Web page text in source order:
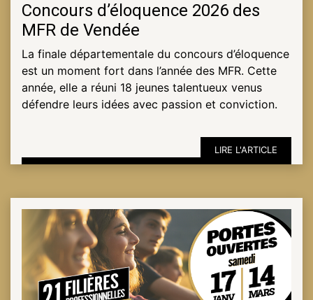
PRENDRE
RENDEZ-
VOUS
PRO
Concours d’éloquence 2026 des
MFR de Vendée
La finale départementale du concours d’éloquence
est un moment fort dans l’année des MFR. Cette
année, elle a réuni 18 jeunes talentueux venus
défendre leurs idées avec passion et conviction.
LIRE L'ARTICLE